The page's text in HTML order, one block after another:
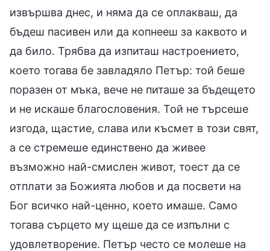
извършва днес, и няма да се оплакваш, да
бъдеш пасивен или да копнееш за каквото и
да било. Трябва да изпиташ настроението,
което тогава бе завладяло Петър: той беше
поразен от мъка, вече не питаше за бъдещето
и не искаше благословения. Той не търсеше
изгода, щастие, слава или късмет в този свят,
а се стремеше единствено да живее
възможно най-смислен живот, тоест да се
отплати за Божията любов и да посвети на
Бог всичко най-ценно, което имаше. Само
тогава сърцето му щеше да се изпълни с
удовлетворение. Петър често се молеше на